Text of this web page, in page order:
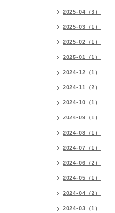
2025-04（3）
2025-03（1）
2025-02（1）
2025-01（1）
2024-12（1）
2024-11（2）
2024-10（1）
2024-09（1）
2024-08（1）
2024-07（1）
2024-06（2）
2024-05（1）
2024-04（2）
2024-03（1）